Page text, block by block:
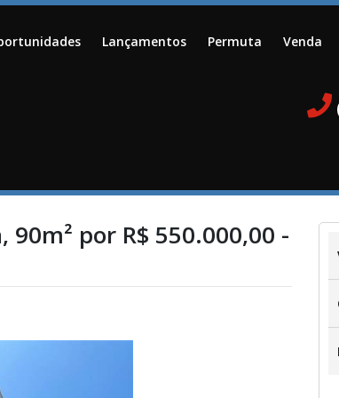
Lançamentos Permuta Venda
por R$ 550.000,00 -